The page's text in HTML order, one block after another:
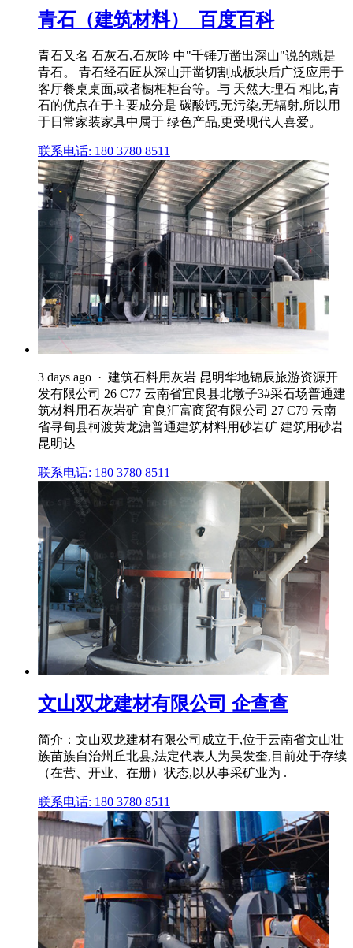
青石（建筑材料）_百度百科
青石又名 石灰石,石灰吟 中"千锤万凿出深山"说的就是
青石。 青石经石匠从深山开凿切割成板块后广泛应用于
客厅餐桌桌面,或者橱柜柜台等。与 天然大理石 相比,青
石的优点在于主要成分是 碳酸钙,无污染,无辐射,所以用
于日常家装家具中属于 绿色产品,更受现代人喜爱。
联系电话: 180 3780 8511
3 days ago · 建筑石料用灰岩 昆明华地锦辰旅游资源开
发有限公司 26 C77 云南省宜良县北墩子3#采石场普通建
筑材料用石灰岩矿 宜良汇富商贸有限公司 27 C79 云南
省寻甸县柯渡黄龙溏普通建筑材料用砂岩矿 建筑用砂岩
昆明达
联系电话: 180 3780 8511
文山双龙建材有限公司 企查查
简介：文山双龙建材有限公司成立于,位于云南省文山壮
族苗族自治州丘北县,法定代表人为吴发奎,目前处于存续
（在营、开业、在册）状态,以从事采矿业为 .
联系电话: 180 3780 8511